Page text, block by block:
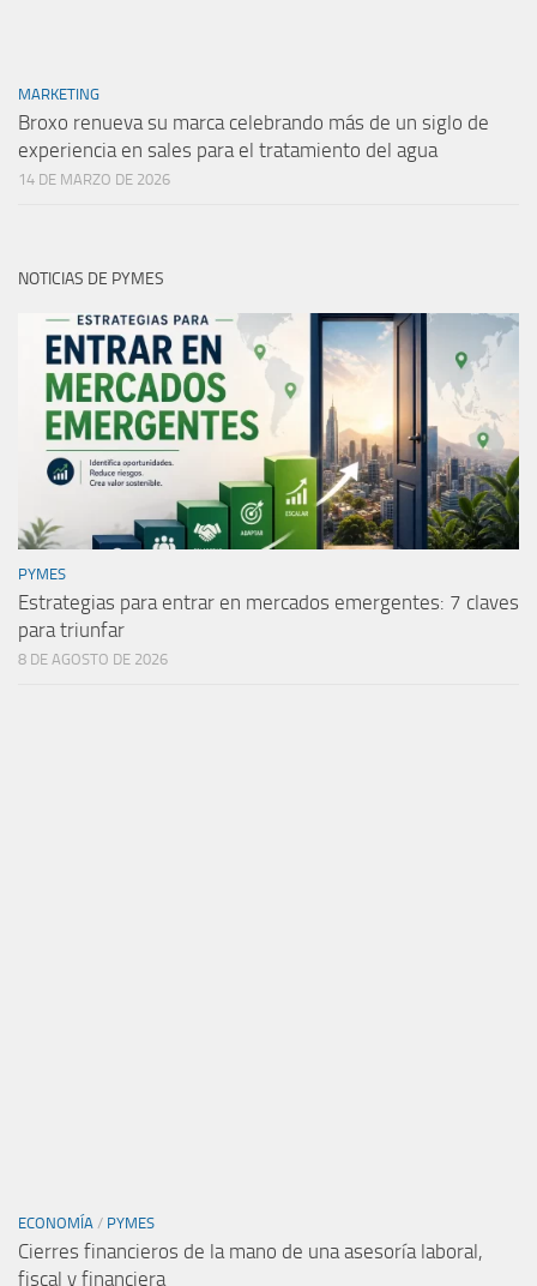
MARKETING
Broxo renueva su marca celebrando más de un siglo de
experiencia en sales para el tratamiento del agua
14 DE MARZO DE 2026
NOTICIAS DE PYMES
PYMES
Estrategias para entrar en mercados emergentes: 7 claves
para triunfar
8 DE AGOSTO DE 2026
ECONOMÍA / PYMES
Cierres financieros de la mano de una asesoría laboral,
fiscal y financiera